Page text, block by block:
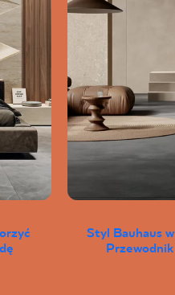
Styl Bauhaus